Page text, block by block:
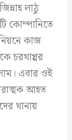
লাঠু
কোম্পানিতে
কাজ
চরথাপ্পর
এবার ওই
আহত
থানায়